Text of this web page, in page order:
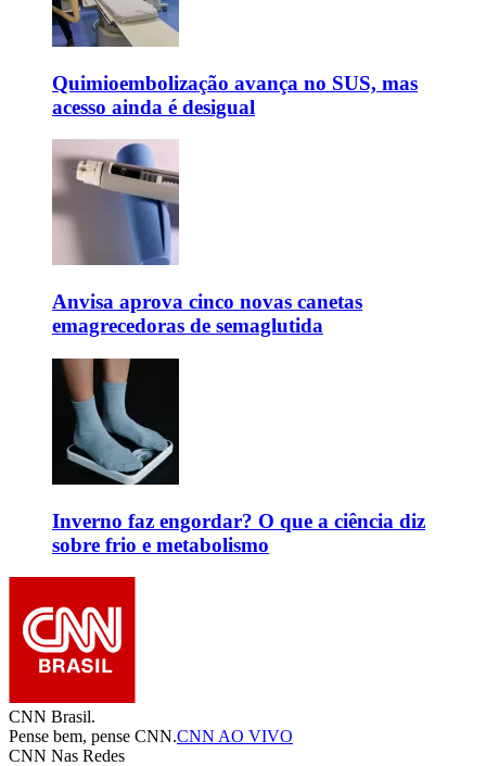
Quimioembolização avança no SUS, mas
acesso ainda é desigual
Anvisa aprova cinco novas canetas
emagrecedoras de semaglutida
Inverno faz engordar? O que a ciência diz
sobre frio e metabolismo
CNN Brasil.
Pense bem, pense CNN.CNN AO VIVO
CNN Nas Redes